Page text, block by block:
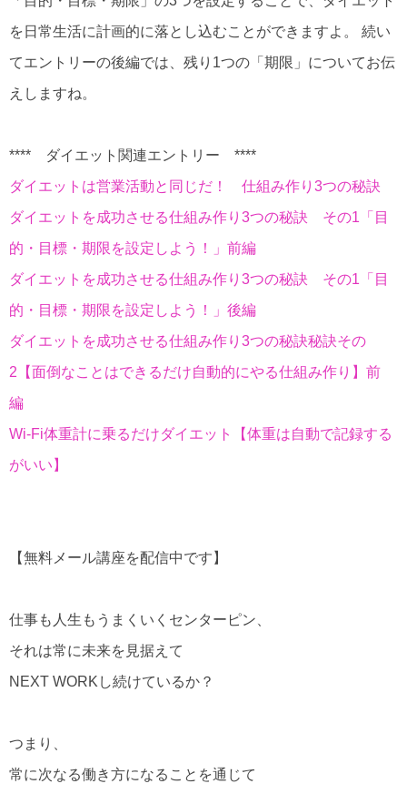
を日常生活に計画的に落とし込むことができますよ。 続い
てエントリーの後編では、残り1つの「期限」についてお伝
えしますね。
**** ダイエット関連エントリー ****
ダイエットは営業活動と同じだ！ 仕組み作り3つの秘訣
ダイエットを成功させる仕組み作り3つの秘訣 その1「目
的・目標・期限を設定しよう！」前編
ダイエットを成功させる仕組み作り3つの秘訣 その1「目
的・目標・期限を設定しよう！」後編
ダイエットを成功させる仕組み作り3つの秘訣秘訣その
2【面倒なことはできるだけ自動的にやる仕組み作り】前
編
Wi-Fi体重計に乗るだけダイエット【体重は自動で記録する
がいい】
【無料メール講座を配信中です】
仕事も人生もうまくいくセンターピン、
それは常に未来を見据えて
NEXT WORKし続けているか？
つまり、
常に次なる働き方になることを通じて